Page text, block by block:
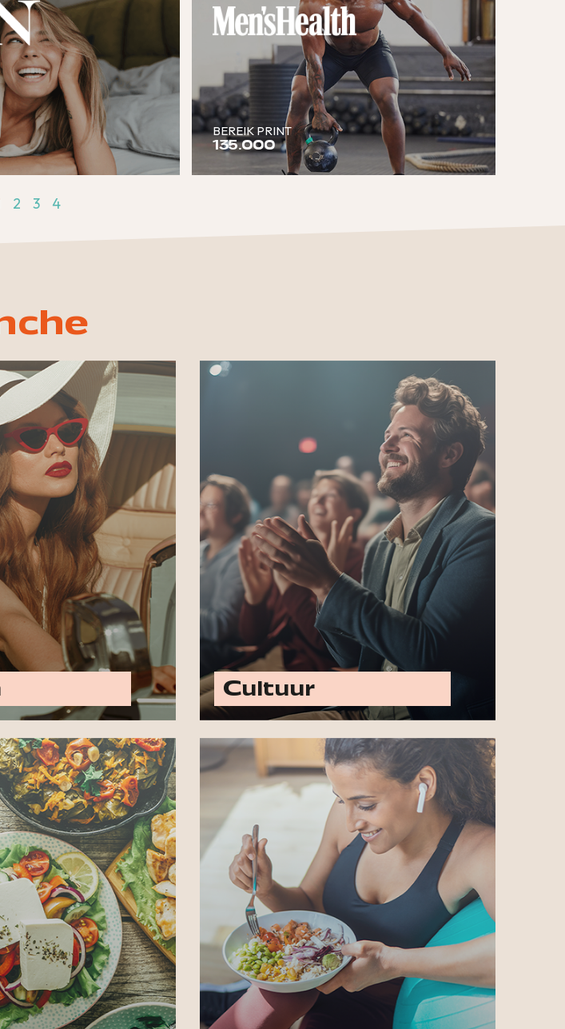
BEREIK PRINT
135.000
2 3 4
merk schitteren met
titels zoals &C, Marie
ELLE, Cosmopolitan,
FEM-FEM, Harpers
Beau Monde
en meer.
alle fashion opties Cultuur
Laat jouw merk schitteren met
advertenties in titels zoals EW, Plus
Magazine, VARA Gids, Psychologie en
Margriet.
Ontdek alle cultuur opties
merk schitteren met
titels zoals Delicious,
& Genieten en meer.
Laat jouw merk schitteren met
advertenties in titels zoals Womens'
Health, Happy in Shape, Libelle,
Psychologie, Flow,
Goedetengezondleven.nl, Happinez en
meer.